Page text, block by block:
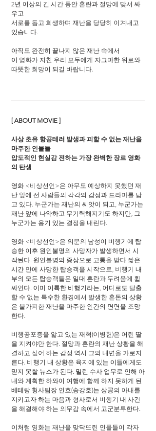
2년 이상의 긴 시간 동안 혼란과 절망에 맞서 싸
우고
서로를 돕고 희생하며 재난을 당당히 이겨내고
있습니다.
아직도 완전히 끝나지 않은 재난 속에서
이 영화가 지친 우리 모두에게 자그마한 위로와
따뜻한 희망이 되길 바랍니다.
[ ABOUT MOVIE ]
사상 초유 항공테러 발생과 피할 수 없는 재난을
마주한 인물들
압도적인 현실감 전하는 가장 완벽한 장르 영화
의 탄생
영화 <비상선언>은 아무도 예상하지 못했던 재
난 앞에 선 사람들의 각각의 감정과 드라마를 담
고 있다. 누군가는 재난의 씨앗이 되고, 누군가는
재난 앞에 나약하고 무기력해지기도 하지만, 그
누군가는 용기 있는 결정을 내린다.
영화 <비상선언>은 의문의 남성이 비행기에 탑
승한 이후 원인불명의 사망자가 발생하면서 시
작된다. 원인불명의 증상으로 고통을 받다 짧은
시간 안에 사망한 탑승객을 시작으로, 비행기 내
부의 모든 탑승객들은 일대 혼란과 두려움에 휩
싸인다. 이미 이륙한 비행기라는, 어디로도 탈출
할 수 없는 특수한 환경에서 발생한 혼돈의 상황
은 불가피한 재난을 마주한 인간의 면면을 조망
한다.
비행공포증을 앓고 있는 재혁(이병헌)은 어린 딸
을 지켜야만 한다. 절망과 혼란의 재난 상황을 해
결하고 싶어 하는 감정 역시 그의 내면을 가로지
른다. 비행기 내 상황은 육지에 있는 이들에게도
믿지 못할 뉴스가 된다. 밀린 수사 업무로 인해 아
내와 계획한 하와이 여행에 함께 하지 못하게 된
베테랑 형사팀장 인호(송강호)는 상공의 아내를
지키고자 하는 마음과 형사로서 비행기 내 사건
을 해결해야 하는 의무감 속에서 고군분투한다.
이처럼 영화는 재난을 맞닥뜨린 인물들이 각자